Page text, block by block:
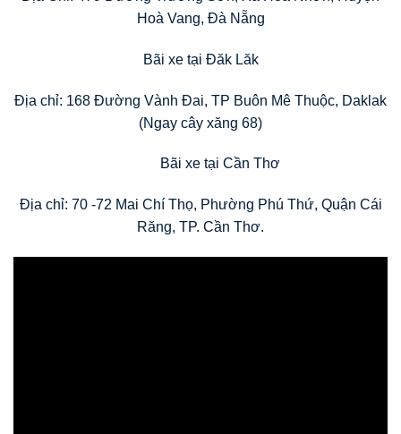
Hoà Vang, Đà Nẵng
Bãi xe tại Đăk Lăk
Địa chỉ: 168 Đường Vành Đai, TP Buôn Mê Thuộc, Daklak
(Ngay cây xăng 68)
Bãi xe tại Cần Thơ
Địa chỉ: 70 -72 Mai Chí Thọ, Phường Phú Thứ, Quận Cái
Răng, TP. Cần Thơ.